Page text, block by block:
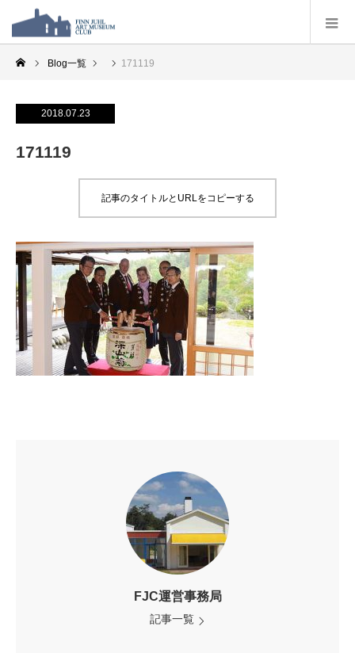
Blog一覧 171119
2018.07.23
171119
記事のタイトルとURLをコピーする
FJC運営事務局
記事一覧